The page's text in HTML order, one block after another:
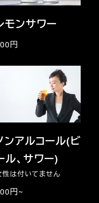
モンサワー
円
ンアルコール(ビ
ル、サワー)
性は付いてません
円~